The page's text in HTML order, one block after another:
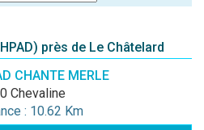
près de Le Châtelard
CHANTE MERLE
Chevaline
: 10.62 Km